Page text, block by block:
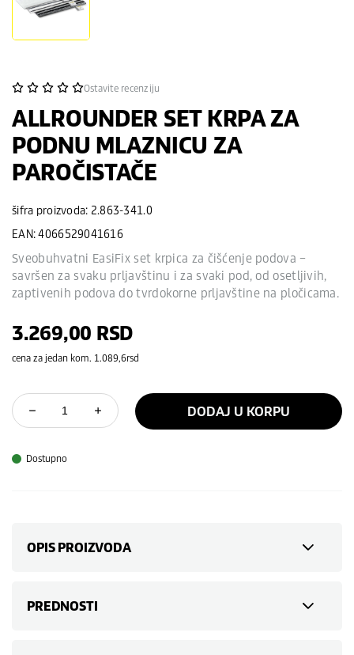
Ostavite recenziju
ALLROUNDER SET KRPA ZA
PODNU MLAZNICU ZA
PAROČISTAČE
šifra proizvoda: 2.863-341.0
EAN: 4066529041616
Sveobuhvatni EasiFix set krpica za čišćenje podova –
savršen za svaku prljavštinu i za svaki pod, od osetljivih,
zaptivenih podova do tvrdokorne prljavštine na pločicama.
3.269,00 RSD
cena za jedan kom. 1.089,6rsd
DODAJ U KORPU
Dostupno
OPIS PROIZVODA
PREDNOSTI